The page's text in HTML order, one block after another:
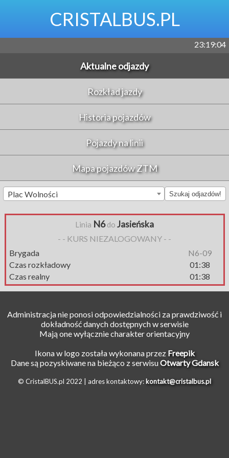
CRISTALBUS.PL
23:19:04
Aktualne odjazdy
Rozkład jazdy
Historia pojazdów
Pojazdy na linii
Mapa pojazdów ZTM
Plac Wolności Szukaj odjazdów!
Linia N6do Jasieńska
- - KURS NIEZALOGOWANY - -
Brygada
N6-09
Czas rozkładowy
01:38
Czas realny
01:38
Administracja nie ponosi odpowiedzialności za prawdziwość i
dokładność danych dostępnych w serwisie
Mają one wyłącznie charakter orientacyjny
Ikona w logo została wykonana przez Freepik
Dane są pozyskiwane na bieżąco z serwisuOtwarty Gdansk
© CristalBUS.pl 2022 | adres kontaktowy: kontakt@cristalbus.pl